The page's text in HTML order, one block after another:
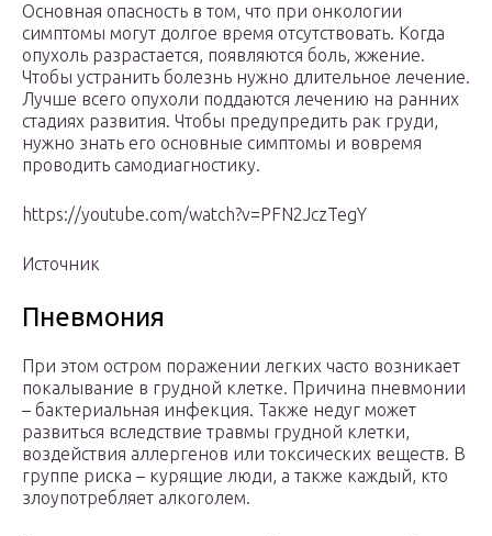
Основная опасность в том, что при онкологии
симптомы могут долгое время отсутствовать. Когда
опухоль разрастается, появляются боль, жжение.
Чтобы устранить болезнь нужно длительное лечение.
Лучше всего опухоли поддаются лечению на ранних
стадиях развития. Чтобы предупредить рак груди,
нужно знать его основные симптомы и вовремя
проводить самодиагностику.
https://youtube.com/watch?v=PFN2JczTegY
Источник
Пневмония
При этом остром поражении легких часто возникает
покалывание в грудной клетке. Причина пневмонии
– бактериальная инфекция. Также недуг может
развиться вследствие травмы грудной клетки,
воздействия аллергенов или токсических веществ. В
группе риска – курящие люди, а также каждый, кто
злоупотребляет алкоголем.